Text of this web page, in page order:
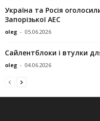
Україна та Росія
Запорізької АЕС
oleg - 05.06.2026
Сайлентблоки і втулки
oleg - 04.06.2026